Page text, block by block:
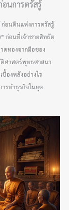
นการตรัสรู้
อนคืนแห่งการตรัสรู้
ก่อนที่เจ้าชายสิทธัต
ดทองจากมือของ
ศาสตร์พุทธศาสนา
องหลังอย่างไร
รทำธุรกิจในยุค